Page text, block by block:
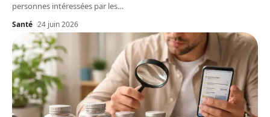
personnes intéressées par les…
Santé 24 juin 2026